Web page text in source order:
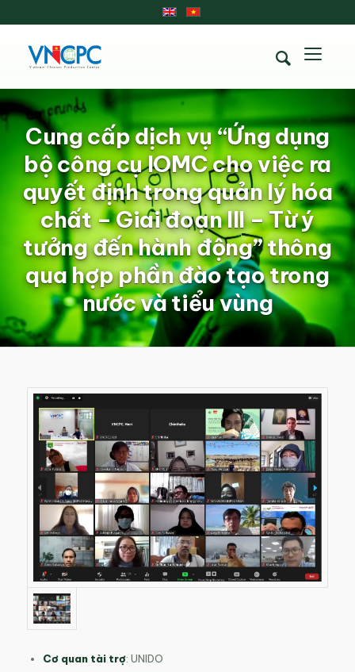
Cung cấp dịch vụ “Ứng dụng
bộ công cụ IOMC cho việc ra
quyết định trong quản lý hóa
chất – Giai đoạn III – Từ ý
tưởng đến hành động” thông
qua hợp phần đào tạo trong
nước và tiểu vùng
Cơ quan tài trợ: UNIDO